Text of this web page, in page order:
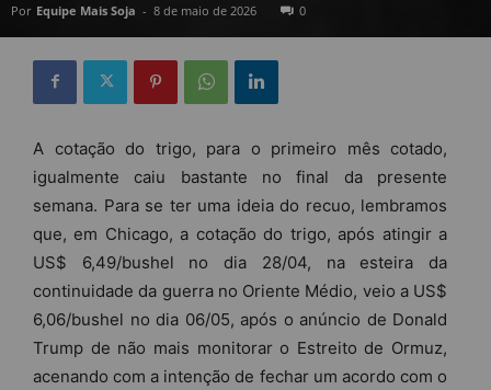
Por Equipe Mais Soja - 8 de maio de 2026 0
A cotação do trigo, para o primeiro mês cotado,
igualmente caiu bastante no final da presente
semana. Para se ter uma ideia do recuo, lembramos
que, em Chicago, a cotação do trigo, após atingir a
US$ 6,49/bushel no dia 28/04, na esteira da
continuidade da guerra no Oriente Médio, veio a US$
6,06/bushel no dia 06/05, após o anúncio de Donald
Trump de não mais monitorar o Estreito de Ormuz,
acenando com a intenção de fechar um acordo com o